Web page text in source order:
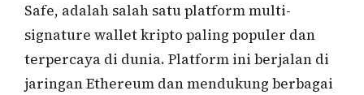
Safe, adalah salah satu platform multi-
signature wallet kripto paling populer dan
terpercaya di dunia. Platform ini berjalan di
jaringan Ethereum dan mendukung berbagai